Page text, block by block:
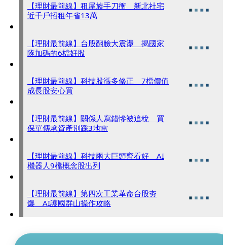
【理財最前線】租屋族手刀衝 新北社宅
近千戶招租年省13萬
【理財最前線】台股翻臉大震盪 揭國家
隊加碼的6檔好股
【理財最前線】科技股漲多修正 7檔價值
成長股安心買
【理財最前線】關係人寫錯慘被追稅 買
保單傳承資產別踩3地雷
【理財最前線】科技兩大巨頭齊看好 AI
機器人9檔概念股出列
【理財最前線】第四次工業革命台股夯
爆 AI護國群山操作攻略